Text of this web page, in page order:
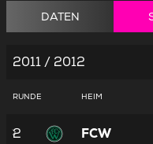
DATEN
2011 / 2012
RUNDE HEIM
2 FCW